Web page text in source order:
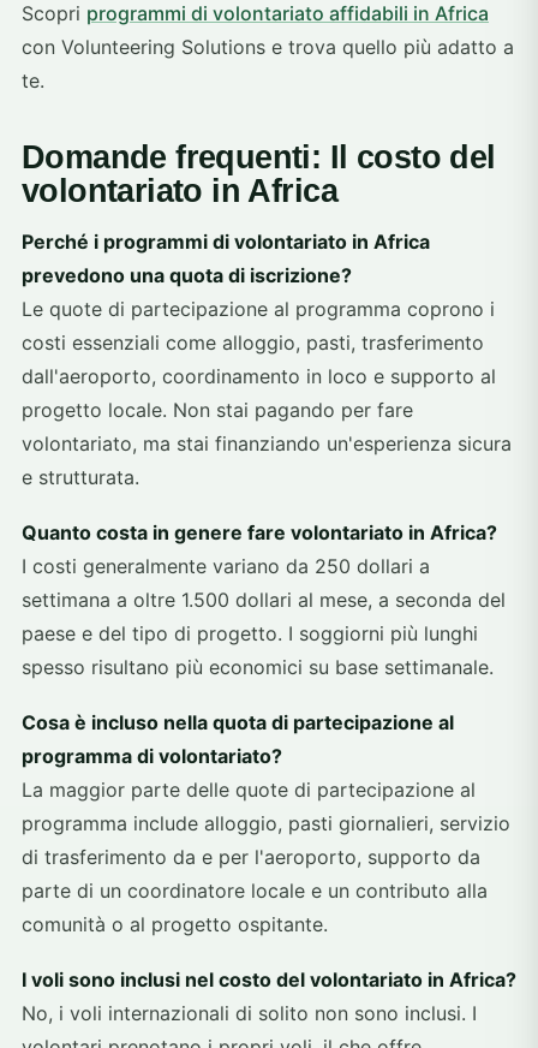
Scopri programmi di volontariato affidabili in Africa
con Volunteering Solutions e trova quello più adatto a
te.
Domande frequenti: Il costo del
volontariato in Africa
Perché i programmi di volontariato in Africa
prevedono una quota di iscrizione?
Le quote di partecipazione al programma coprono i
costi essenziali come alloggio, pasti, trasferimento
dall'aeroporto, coordinamento in loco e supporto al
progetto locale. Non stai pagando per fare
volontariato, ma stai finanziando un'esperienza sicura
e strutturata.
Quanto costa in genere fare volontariato in Africa?
I costi generalmente variano da 250 dollari a
settimana a oltre 1.500 dollari al mese, a seconda del
paese e del tipo di progetto. I soggiorni più lunghi
spesso risultano più economici su base settimanale.
Cosa è incluso nella quota di partecipazione al
programma di volontariato?
La maggior parte delle quote di partecipazione al
programma include alloggio, pasti giornalieri, servizio
di trasferimento da e per l'aeroporto, supporto da
parte di un coordinatore locale e un contributo alla
comunità o al progetto ospitante.
I voli sono inclusi nel costo del volontariato in Africa?
No, i voli internazionali di solito non sono inclusi. I